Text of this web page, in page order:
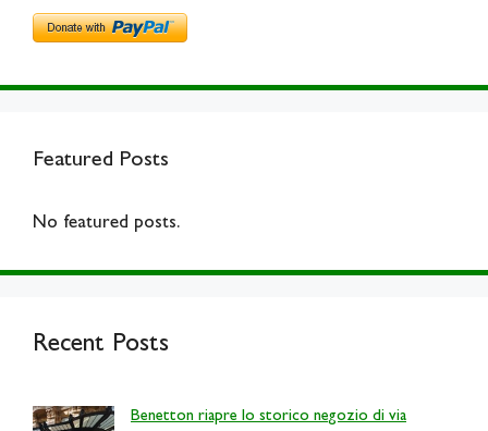
Featured Posts
No featured posts.
Recent Posts
Benetton riapre lo storico negozio di via